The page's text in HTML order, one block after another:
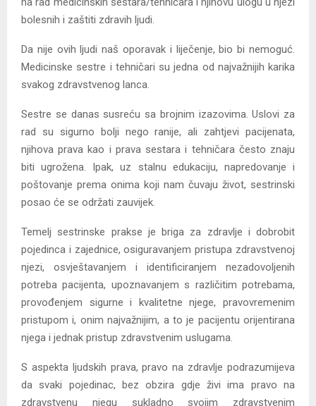
bolesnih i zaštiti zdravih ljudi.
Da nije ovih ljudi naš oporavak i liječenje, bio bi nemoguć.
Medicinske sestre i tehničari su jedna od najvažnijih karika
svakog zdravstvenog lanca.
Sestre se danas susreću sa brojnim izazovima. Uslovi za
rad su sigurno bolji nego ranije, ali zahtjevi pacijenata,
njihova prava kao i prava sestara i tehničara često znaju
biti ugrožena. Ipak, uz stalnu edukaciju, napredovanje i
poštovanje prema onima koji nam čuvaju život, sestrinski
posao će se održati zauvijek.
Temelj sestrinske prakse je briga za zdravlje i dobrobit
pojedinca i zajednice, osiguravanjem pristupa zdravstvenoj
njezi, osvještavanjem i identificiranjem nezadovoljenih
potreba pacijenta, upoznavanjem s različitim potrebama,
provođenjem sigurne i kvalitetne njege, pravovremenim
pristupom i, onim najvažnijim, a to je pacijentu orijentirana
njega i jednak pristup zdravstvenim uslugama.
S aspekta ljudskih prava, pravo na zdravlje podrazumijeva
da svaki pojedinac, bez obzira gdje živi ima pravo na
zdravstvenu njegu sukladno svojim zdravstvenim